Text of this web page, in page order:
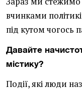
вчинками
під кутом чогось
Давайте
містику?
Події, які люди